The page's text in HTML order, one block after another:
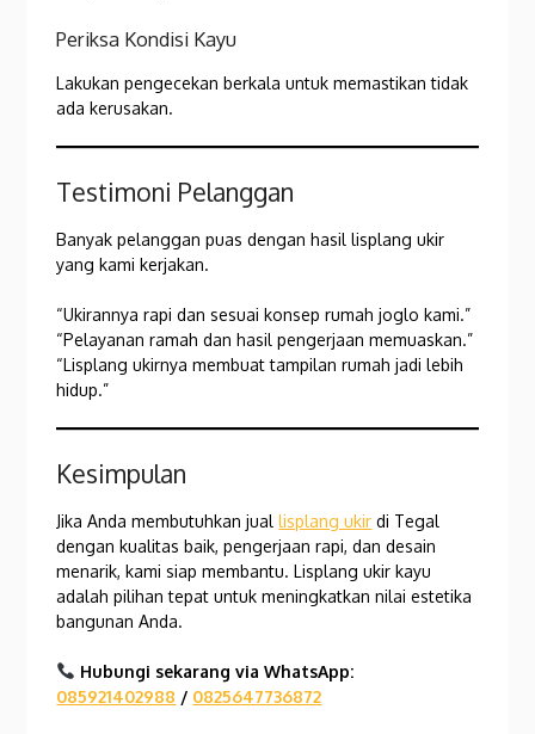
Periksa Kondisi Kayu
Lakukan pengecekan berkala untuk memastikan tidak
ada kerusakan.
Testimoni Pelanggan
Banyak pelanggan puas dengan hasil lisplang ukir
yang kami kerjakan.
“Ukirannya rapi dan sesuai konsep rumah joglo kami.”
“Pelayanan ramah dan hasil pengerjaan memuaskan.”
“Lisplang ukirnya membuat tampilan rumah jadi lebih
hidup.”
Kesimpulan
Jika Anda membutuhkan juallisplang ukir di Tegal
dengan kualitas baik, pengerjaan rapi, dan desain
menarik, kami siap membantu. Lisplang ukir kayu
adalah pilihan tepat untuk meningkatkan nilai estetika
bangunan Anda.
Hubungi sekarang via WhatsApp:
085921402988 / 0825647736872